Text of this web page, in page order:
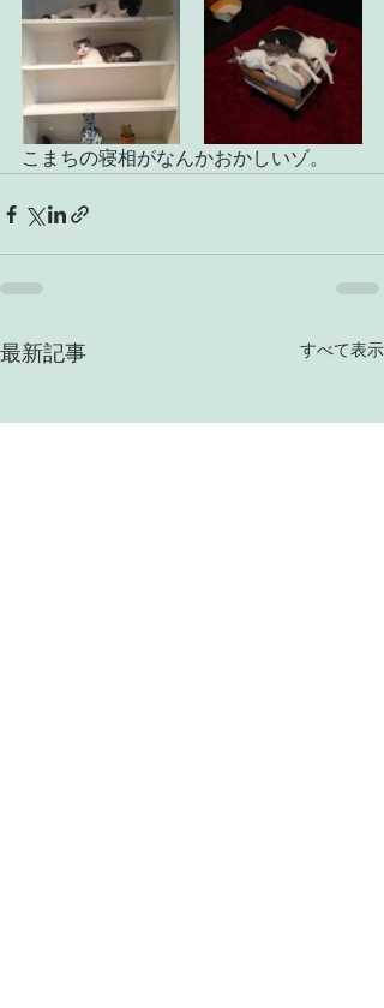
こまちの寝相がなんかおかしいゾ。
最新記事 すべて表示